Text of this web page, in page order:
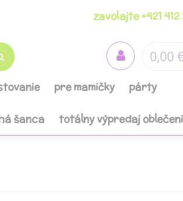
zavolajte +421
0,00
pre mamičky párty
šanca totálny výpredaj